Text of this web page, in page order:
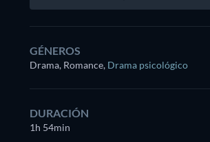
GÉNEROS
Drama, Romance, Drama psicológico
DURACIÓN
1h 54min